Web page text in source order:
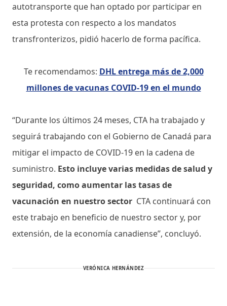
autotransporte que han optado por participar en
esta protesta con respecto a los mandatos
transfronterizos, pidió hacerlo de forma pacífica.
Te recomendamos: DHL entrega más de 2,000
millones de vacunas COVID-19 en el mundo
“Durante los últimos 24 meses, CTA ha trabajado y
seguirá trabajando con el Gobierno de Canadá para
mitigar el impacto de COVID-19 en la cadena de
suministro. Esto incluye varias medidas de salud y
seguridad, como aumentar las tasas de
vacunación en nuestro sector CTA continuará con
este trabajo en beneficio de nuestro sector y, por
extensión, de la economía canadiense”, concluyó.
VERÓNICA HERNÁNDEZ